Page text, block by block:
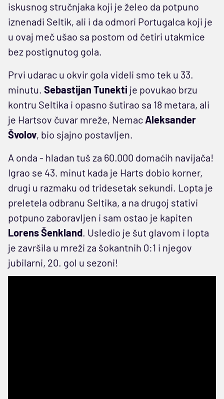
iskusnog stručnjaka koji je želeo da potpuno
iznenadi Seltik, ali i da odmori Portugalca koji je
u ovaj meč ušao sa postom od četiri utakmice
bez postignutog gola.
Prvi udarac u okvir gola videli smo tek u 33.
minutu. Sebastijan Tunekti je povukao brzu
kontru Seltika i opasno šutirao sa 18 metara, ali
je Hartsov čuvar mreže, Nemac Aleksander
Švolov, bio sjajno postavljen.
A onda - hladan tuš za 60.000 domaćih navijača!
Igrao se 43. minut kada je Harts dobio korner,
drugi u razmaku od tridesetak sekundi. Lopta je
preletela odbranu Seltika, a na drugoj stativi
potpuno zaboravljen i sam ostao je kapiten
Lorens Šenkland. Usledio je šut glavom i lopta
je završila u mreži za šokantnih 0:1 i njegov
jubilarni, 20. gol u sezoni!